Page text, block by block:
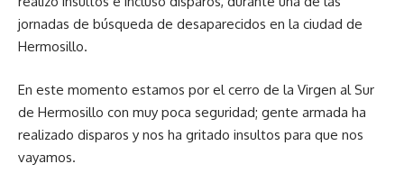
jornadas de búsqueda de desaparecidos en la ciudad de
Hermosillo.
En este momento estamos por el cerro de la Virgen al Sur
de Hermosillo con muy poca seguridad; gente armada ha
realizado disparos y nos ha gritado insultos para que nos
vayamos.